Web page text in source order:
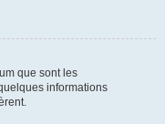
que sont les
informations